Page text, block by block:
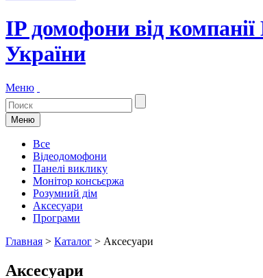
IP домофони від
України
Меню
Меню
Все
Відеодомофони
Панелі виклику
Монітор консьєржа
Розумний дім
Аксесуари
Програми
Главная > Каталог > Аксесуари
Аксесуари